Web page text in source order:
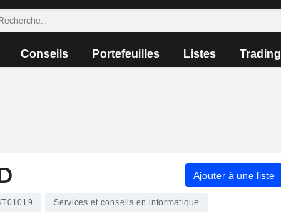
Conseils Portefeuilles Listes Trading
Ajouter à une liste
Services et conseils en informatique